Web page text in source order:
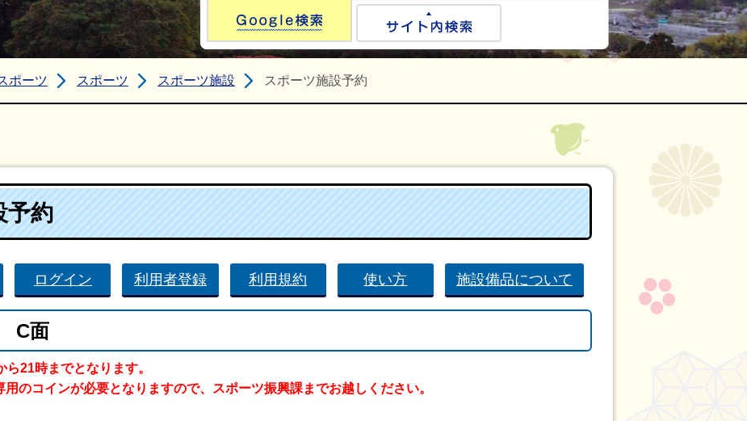
Google検索
ポーツ スポーツ スポーツ施設 スポーツ施設予約
予約
ログイン 利用者登録 利用規約 使い方 施設備品について
C面
ら21時までとなります。
用のコインが必要となりますので、スポーツ振興課までお越しください。